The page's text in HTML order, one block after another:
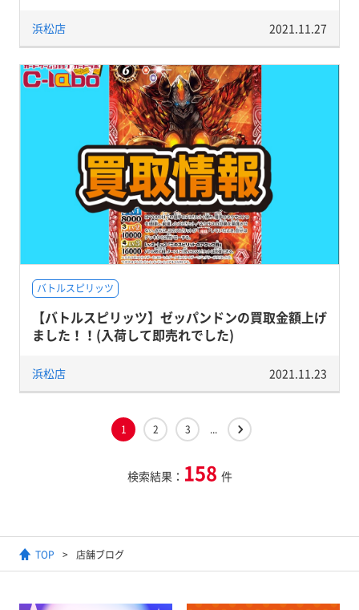
浜松店 2021.11.27
バトルスピリッツ
【バトルスピリッツ】ゼッパンドンの買取金額上げ
ました！！(入荷して即売れでした)
浜松店 2021.11.23
1 2 3 ...
検索結果： 158 件
TOP 店舗ブログ